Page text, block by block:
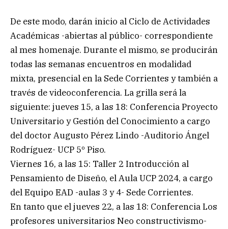
De este modo, darán inicio al Ciclo de Actividades
Académicas -abiertas al público- correspondiente
al mes homenaje. Durante el mismo, se producirán
todas las semanas encuentros en modalidad
mixta, presencial en la Sede Corrientes y también a
través de videoconferencia. La grilla será la
siguiente: jueves 15, a las 18: Conferencia Proyecto
Universitario y Gestión del Conocimiento a cargo
del doctor Augusto Pérez Lindo -Auditorio Ángel
Rodríguez- UCP 5º Piso.
Viernes 16, a las 15: Taller 2 Introducción al
Pensamiento de Diseño, el Aula UCP 2024, a cargo
del Equipo EAD -aulas 3 y 4- Sede Corrientes.
En tanto que el jueves 22, a las 18: Conferencia Los
profesores universitarios Neo constructivismo-